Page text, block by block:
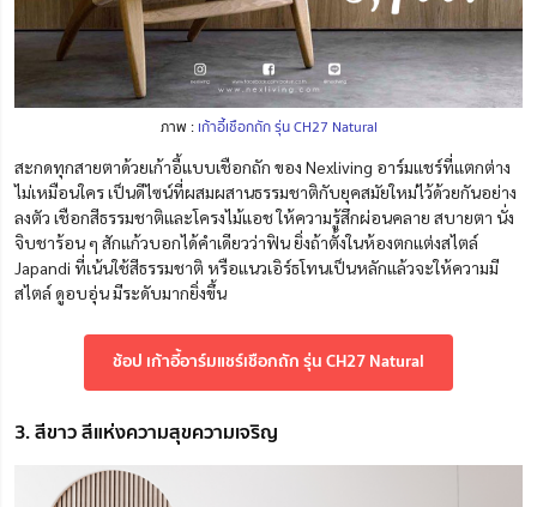
ภาพ : เก้าอี้เชือกถัก รุ่น CH27 Natural
สะกดทุกสายตาด้วยเก้าอี้แบบเชือกถัก ของ Nexliving อาร์มแชร์ที่แตกต่าง
ไม่เหมือนใคร เป็นดีไซน์ที่ผสมผสานธรรมชาติกับยุคสมัยใหม่ไว้ด้วยกันอย่าง
ลงตัว เชือกสีธรรมชาติและโครงไม้แอช ให้ความรู้สึกผ่อนคลาย สบายตา นั่ง
จิบชาร้อน ๆ สักแก้วบอกได้คำเดียวว่าฟิน ยิ่งถ้าตั้งในห้องตกแต่งสไตล์
Japandi ที่เน้นใช้สีธรรมชาติ หรือแนวเอิร์ธโทนเป็นหลักแล้วจะให้ความมี
สไตล์ ดูอบอุ่น มีระดับมากยิ่งขึ้น
ช้อป เก้าอี้อาร์มแชร์เชือกถัก รุ่น CH27 Natural
3. สีขาว สีแห่งความสุขความเจริญ